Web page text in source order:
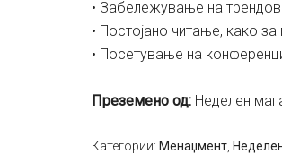
• Забележување на
• Постојано читање, како
• Посетување на
Преземено од: Неделен
Категории: Менаџмент